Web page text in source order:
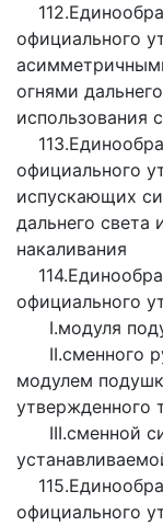
официального
огнями
использования
официального
испускающих
дальнего
накаливания
официального
І.модуля
ІІ.сменного
модулем
утвержденного
III.сменной
официального